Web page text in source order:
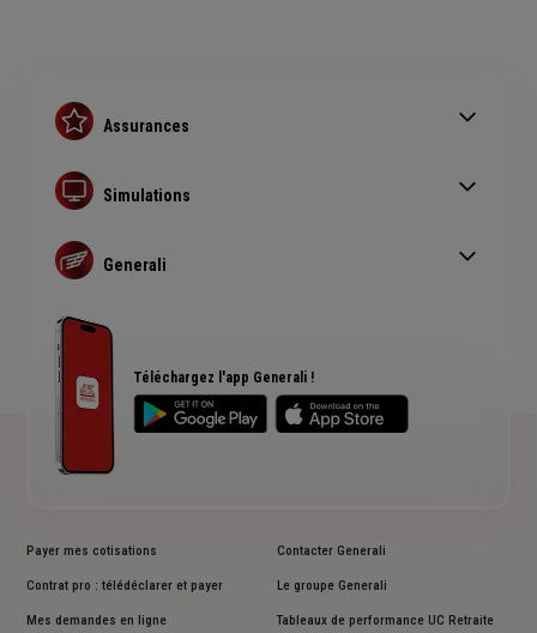
Téléchargez l'app Generali !
Assurances
Assurance habitation
Assurance prêt immobilier
Complémentaire santé senior
Simulations
Devis assurance habitation
Simulation assurance de prêt immobilier
Generali
Rendements fonds euros Generali
Accessibilité sourds et malentendants
Avis clients Generali
Payer mes cotisations
Contrat pro : télédéclarer et payer
Mes demandes en ligne
Contacter Generali
Le groupe Generali
Tableaux de performance UC Retraite